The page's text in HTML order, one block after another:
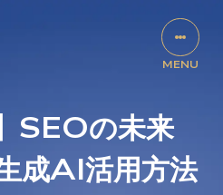
SEOの未来
成AI活用方法